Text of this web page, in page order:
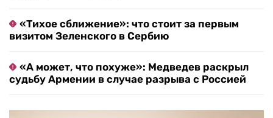
«Тихое сближение»: что стоит за первым
визитом Зеленского в Сербию
«А может, что похуже»: Медведев раскрыл
судьбу Армении в случае разрыва с Россией